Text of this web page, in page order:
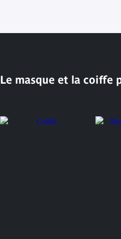
Le masque et la coiffe